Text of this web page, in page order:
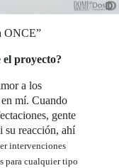
ONCE”
el proyecto?
a los
mí. Cuando
gente
su reacción, ahí
intervenciones
para cualquier tipo